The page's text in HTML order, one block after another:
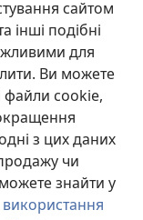
сайтом
інші подібні
для
Ви можете
файли cookie,
з цих даних
чи
знайти у
башта»™